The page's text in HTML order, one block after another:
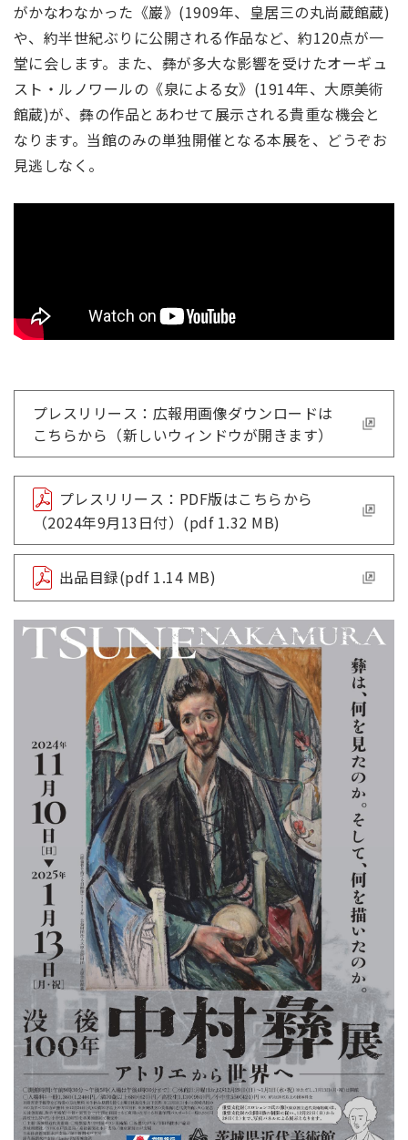
がかなわなかった《巌》(1909年、皇居三の丸尚蔵館蔵)
や、約半世紀ぶりに公開される作品など、約120点が一
堂に会します。また、彝が多大な影響を受けたオーギュ
スト・ルノワールの《泉による女》(1914年、大原美術
館蔵)が、彝の作品とあわせて展示される貴重な機会と
なります。当館のみの単独開催となる本展を、どうぞお
見逃しなく。
プレスリリース：広報用画像ダウンロードは
こちらから（新しいウィンドウが開きます）
プレスリリース：PDF版はこちらから
（2024年9月13日付）(pdf 1.32 MB)
出品目録(pdf 1.14 MB)